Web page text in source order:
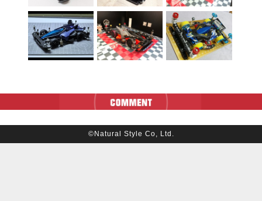
©Natural Style Co, Ltd.